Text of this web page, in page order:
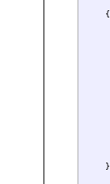
    {
    }